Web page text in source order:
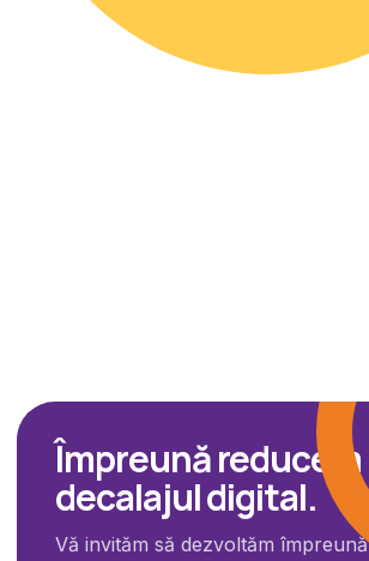
Împreună reducem
decalajul digital.
Vă invităm să dezvoltăm împreună